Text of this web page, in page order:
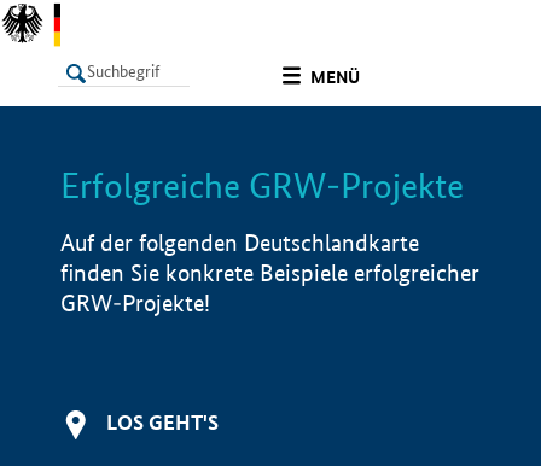
MENÜ
LISTE Info
Erfolgreiche GRW-Projekte
Auf der folgenden Deutschlandkarte
finden Sie konkrete Beispiele erfolgreicher
GRW-Projekte!
LOS GEHT'S